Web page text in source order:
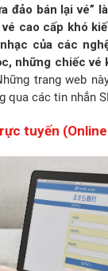
đảo bán lại vé”
cao cấp khó
của các
những chiếc vé
trang web
qua các tin nhắn
tuyến